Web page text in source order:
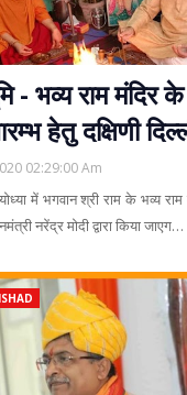
- भव्य राम मंदिर के
हेतु दक्षिणी
02:29:00 Am
में भगवान श्री राम के भव्य राम
नरेंद्र मोदी द्वारा किया जाएग…